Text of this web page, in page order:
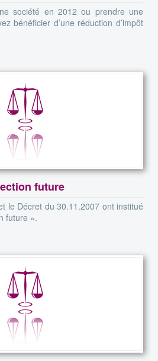
société en 2012 ou prendre une
bénéficier d’une réduction d’impôt
future
le Décret du 30.11.2007 ont institué
future ».